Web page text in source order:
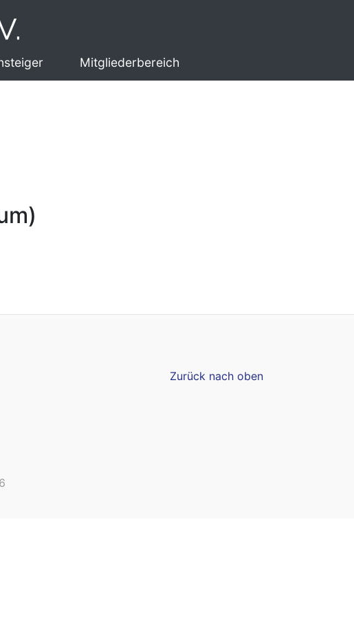
Mitgliederbereich
Zurück nach oben